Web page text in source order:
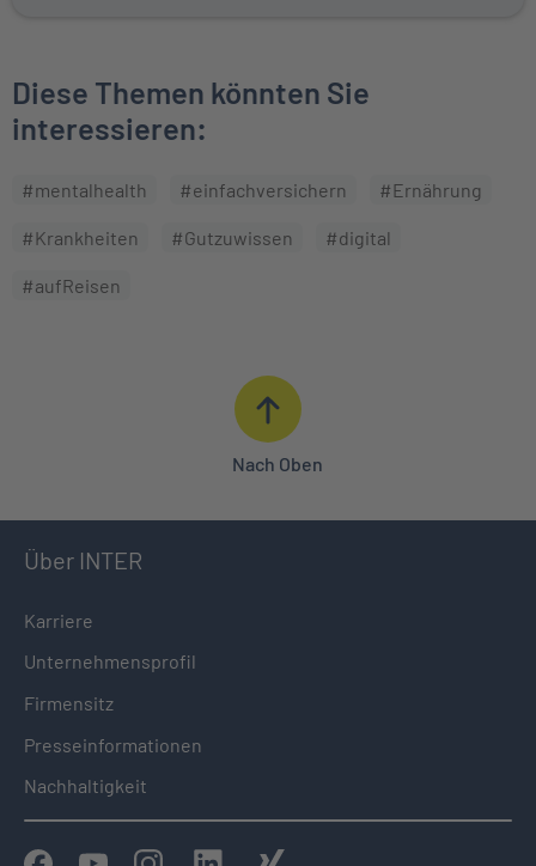
Diese Themen könnten Sie
interessieren:
#mentalhealth #einfachversichern #Ernährung
#Krankheiten #Gutzuwissen #digital
#aufReisen
Nach Oben
Über INTER
Karriere
Unternehmensprofil
Firmensitz
Presseinformationen
Nachhaltigkeit